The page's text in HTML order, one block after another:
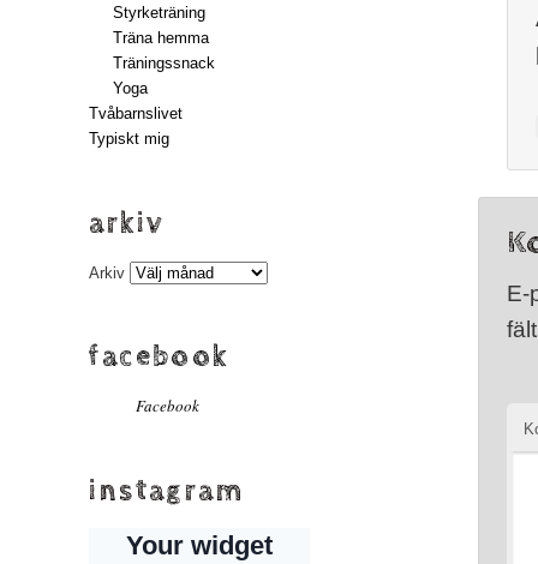
E-
Styrketräning
Träna hemma
Träningssnack
Yoga
Tvåbarnslivet
Typiskt mig
arkiv
Arkiv
facebook
Facebook
instagram